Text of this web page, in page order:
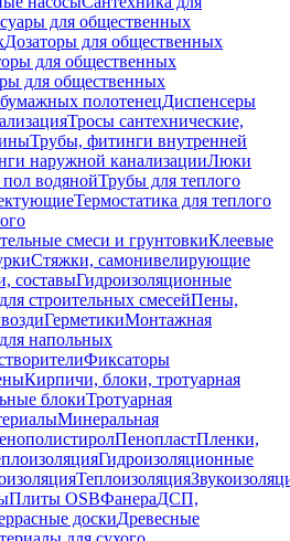
для общественных
Дозаторы для общественных
для общественных
для общественных
полотенецДиспенсеры
Тросы сантехнические,
Трубы, фитинги внутренней
наружной канализацииЛюки
водянойТрубы для теплого
Термостатика для теплого
смеси и грунтовкиКлеевые
Стяжки, самонивелирующие
составыГидроизоляционные
строительных смесейПены,
ГерметикиМонтажная
напольных
Фиксаторы
Кирпичи, блоки, тротуарная
блокиТротуарная
Минеральная
ПенопластПленки,
Гидроизоляционные
Теплоизоляция
Плиты OSBФанераДСП,
доскиДревесные